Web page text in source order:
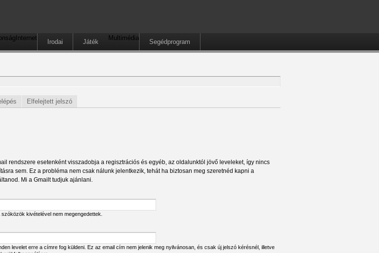
Internet
Irodai Játék
Multimédia
Segédprogram
Elfelejtett jelszó
rendszere esetenként visszadobja a regisztrációs és egyéb, az oldalunktól jövő leveleket, így nincs
sem. Ez a probléma nem csak nálunk jelentkezik, tehát ha biztosan meg szeretnéd kapni a
Mi a Gmailt tudjuk ajánlani.
kivételével nem megengedettek.
levelet erre a címre fog küldeni. Ez az email cím nem jelenik meg nyilvánosan, és csak új jelszó kérésnél, illetve